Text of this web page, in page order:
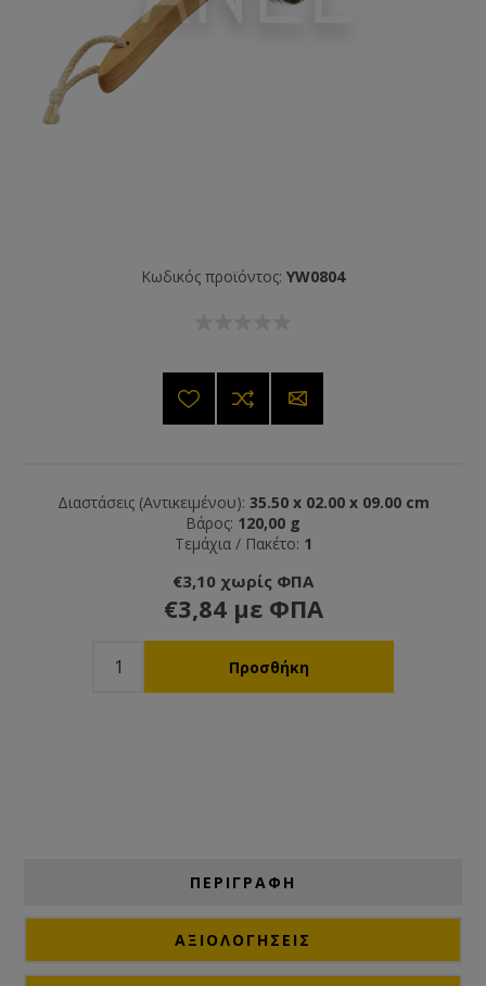
Κωδικός προϊόντος: YW0804
Διαστάσεις (Αντικειμένου): 35.50 x 02.00 x 09.00 cm
Βάρος: 120,00 g
Τεμάχια / Πακέτο: 1
€3,10 χωρίς ΦΠΑ
€3,84 με ΦΠΑ
ΠΕΡΙΓΡΑΦΗ
ΑΞΙΟΛΟΓΉΣΕΙΣ